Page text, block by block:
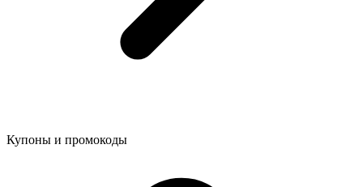
Купоны и промокоды